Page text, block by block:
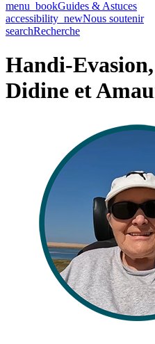
menu_bookGuides & Astuces
accessibility_newNous soutenir
searchRecherche
Handi-
Didine et